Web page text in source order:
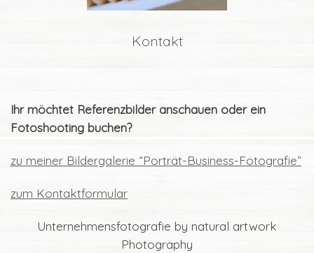
Kontakt
Ihr möchtet Referenzbilder anschauen oder ein
Fotoshooting buchen?
zu meiner Bildergalerie “Porträt-Business-Fotografie”
zum Kontaktformular
Unternehmensfotografie by natural artwork
Photography